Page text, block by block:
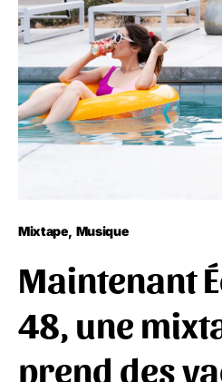
Mixtape Musique
Maintenant
48, une
prend des